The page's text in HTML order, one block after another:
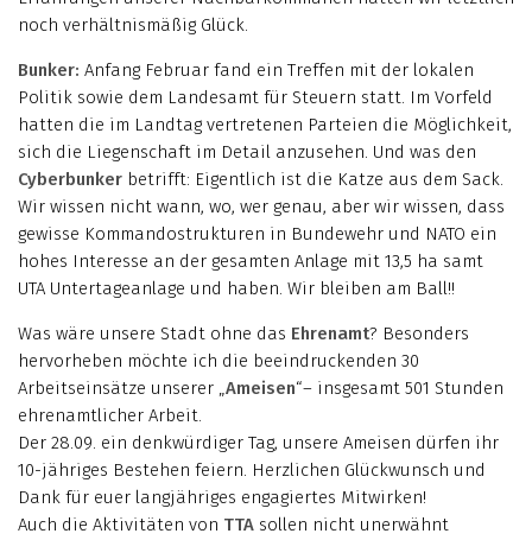
noch verhältnismäßig Glück.
Bunker: Anfang Februar fand ein Treffen mit der lokalen
Politik sowie dem Landesamt für Steuern statt. Im Vorfeld
hatten die im Landtag vertretenen Parteien die Möglichkeit,
sich die Liegenschaft im Detail anzusehen. Und was den
Cyberbunker betrifft: Eigentlich ist die Katze aus dem Sack.
Wir wissen nicht wann, wo, wer genau, aber wir wissen, dass
gewisse Kommandostrukturen in Bundewehr und NATO ein
hohes Interesse an der gesamten Anlage mit 13,5 ha samt
UTA Untertageanlage und haben. Wir bleiben am Ball!!
Was wäre unsere Stadt ohne das Ehrenamt? Besonders
hervorheben möchte ich die beeindruckenden 30
Arbeitseinsätze unserer „Ameisen“– insgesamt 501 Stunden
ehrenamtlicher Arbeit.
Der 28.09. ein denkwürdiger Tag, unsere Ameisen dürfen ihr
10-jähriges Bestehen feiern. Herzlichen Glückwunsch und
Dank für euer langjähriges engagiertes Mitwirken!
Auch die Aktivitäten von TTA sollen nicht unerwähnt